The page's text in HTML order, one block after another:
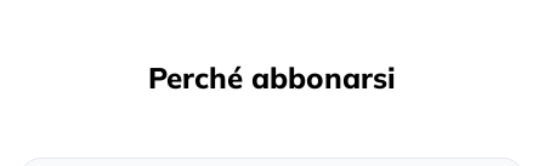
Perché abbonarsi